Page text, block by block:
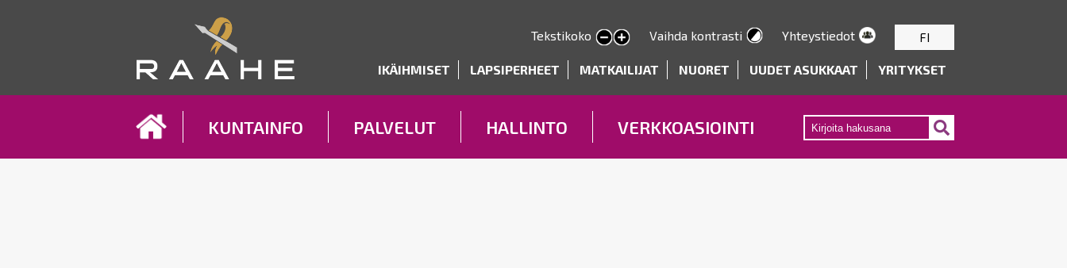
pääsisältöön
Tekstikoko
Pienennä tekstin kokoa
Suurenna tekstin kokoa Vaihda kontrasti Yhteystiedot FI
Kohderyhmät
IKÄIHMISET LAPSIPERHEET MATKAILIJAT NUORET UUDET ASUKKAAT YRITYKSET
KUNTAINFO PALVELUT HALLINTO VERKKOASIOINTI